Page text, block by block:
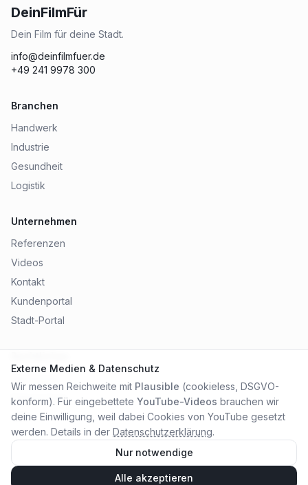
DeinFilmFür
Dein Film für deine Stadt.
info@deinfilmfuer.de
+49 241 9978 300
Branchen
Handwerk
Industrie
Gesundheit
Logistik
Unternehmen
Referenzen
Videos
Kontakt
Kundenportal
Stadt-Portal
Datenschutz
AGB
City Online Medien OHG . Alle Rechte vorbehalten.
Externe Medien & Datenschutz
Wir messen Reichweite mit Plausible (cookieless, DSGVO-
konform). Für eingebettete YouTube-Videos brauchen wir
deine Einwilligung, weil dabei Cookies von YouTube gesetzt
werden. Details in der Datenschutzerklärung.
Nur notwendige
Alle akzeptieren